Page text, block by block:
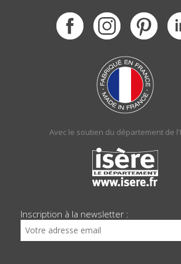
Avec le soutien du département de
Inscription à la newsletter :